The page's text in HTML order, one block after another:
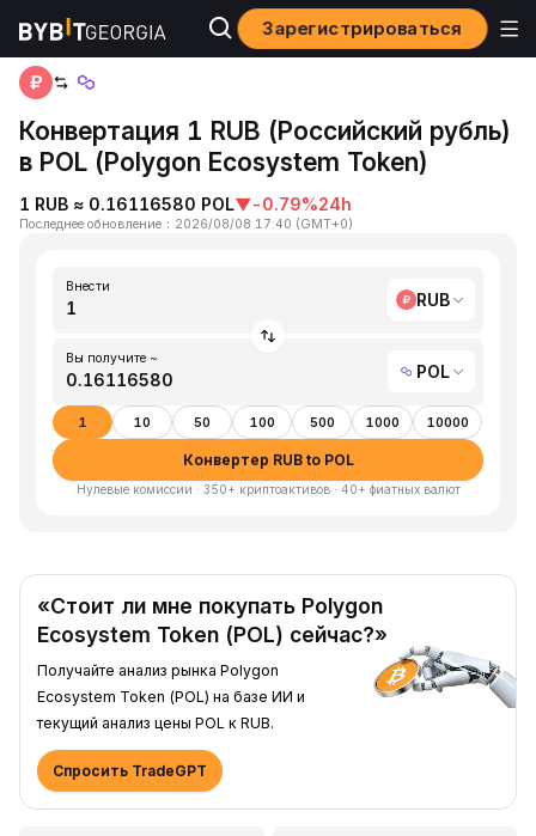
Зарегистрироваться
Home RUB to POL
Конвертация 1 RUB (Российский рубль)
в POL (Polygon Ecosystem Token)
1 RUB ≈ 0.16116580 POL▼-0.79%24h
Последнее обновление ： 2026/08/08 17:40 (GMT+0)
Внести
RUB
Вы получите ~
POL
1 10 50 100 500 1000 10000
Конвертер RUB to POL
Нулевые комиссии · 350+ криптоактивов · 40+ фиатных валют
«Стоит ли мне покупать Polygon
Ecosystem Token (POL) сейчас?»
Получайте анализ рынка Polygon
Ecosystem Token (POL) на базе ИИ и
текущий анализ цены POL к RUB.
Спросить TradeGPT